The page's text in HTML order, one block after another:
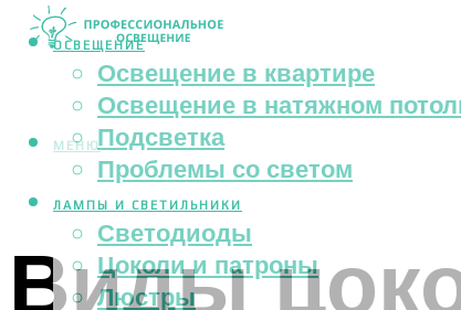
ОСВЕЩЕНИЕ
Освещение в квартире
Освещение в натяжном
Подсветка
Проблемы со светом
ЛАМПЫ И СВЕТИЛЬНИКИ
Светодиоды
Цоколи и патроны
Люстры
МЕНЮ
Виды